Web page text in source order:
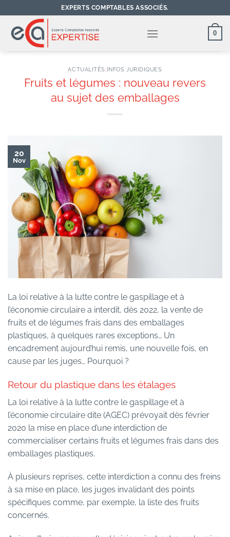
au
contenu
EXPERTS COMPTABLES ASSOCIÉS.
0
ACTUALITÉS,INFOS JURIDIQUES
Fruits et légumes : nouveau revers
au sujet des emballages
20
Nov
La loi relative à la lutte contre le gaspillage et à
l’économie circulaire a interdit, dès 2022, la vente de
fruits et de légumes frais dans des emballages
plastiques, à quelques rares exceptions… Un
encadrement aujourd’hui remis, une nouvelle fois, en
cause par les juges… Pourquoi ?
Retour du plastique dans les étalages
La loi relative à la lutte contre le gaspillage et à
l’économie circulaire dite (AGEC) prévoyait dès février
2020 la mise en place d’une interdiction de
commercialiser certains fruits et légumes frais dans des
emballages plastiques.
À plusieurs reprises, cette interdiction a connu des freins
à sa mise en place, les juges invalidant des points
spécifiques comme, par exemple, la liste des fruits
concernés.